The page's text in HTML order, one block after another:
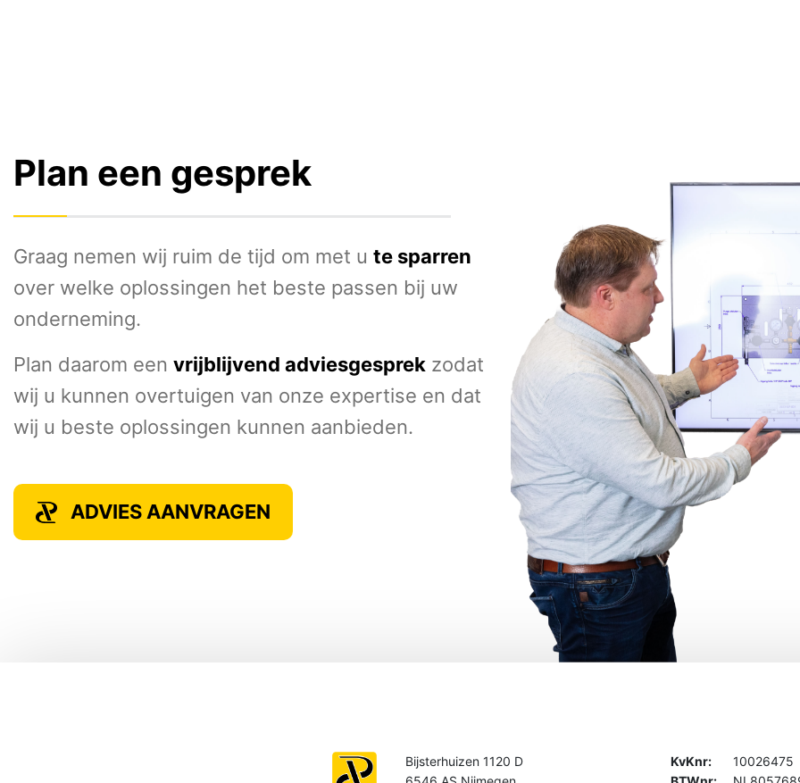
Plan een gesprek
Graag nemen wij ruim de tijd om met u te sparren
over welke oplossingen het beste passen bij uw
onderneming.
Plan daarom een vrijblijvend adviesgesprek zodat
wij u kunnen overtuigen van onze expertise en dat
wij u beste oplossingen kunnen aanbieden.
ADVIES AANVRAGEN
Bijsterhuizen 1120 D
KvKnr:
10026475